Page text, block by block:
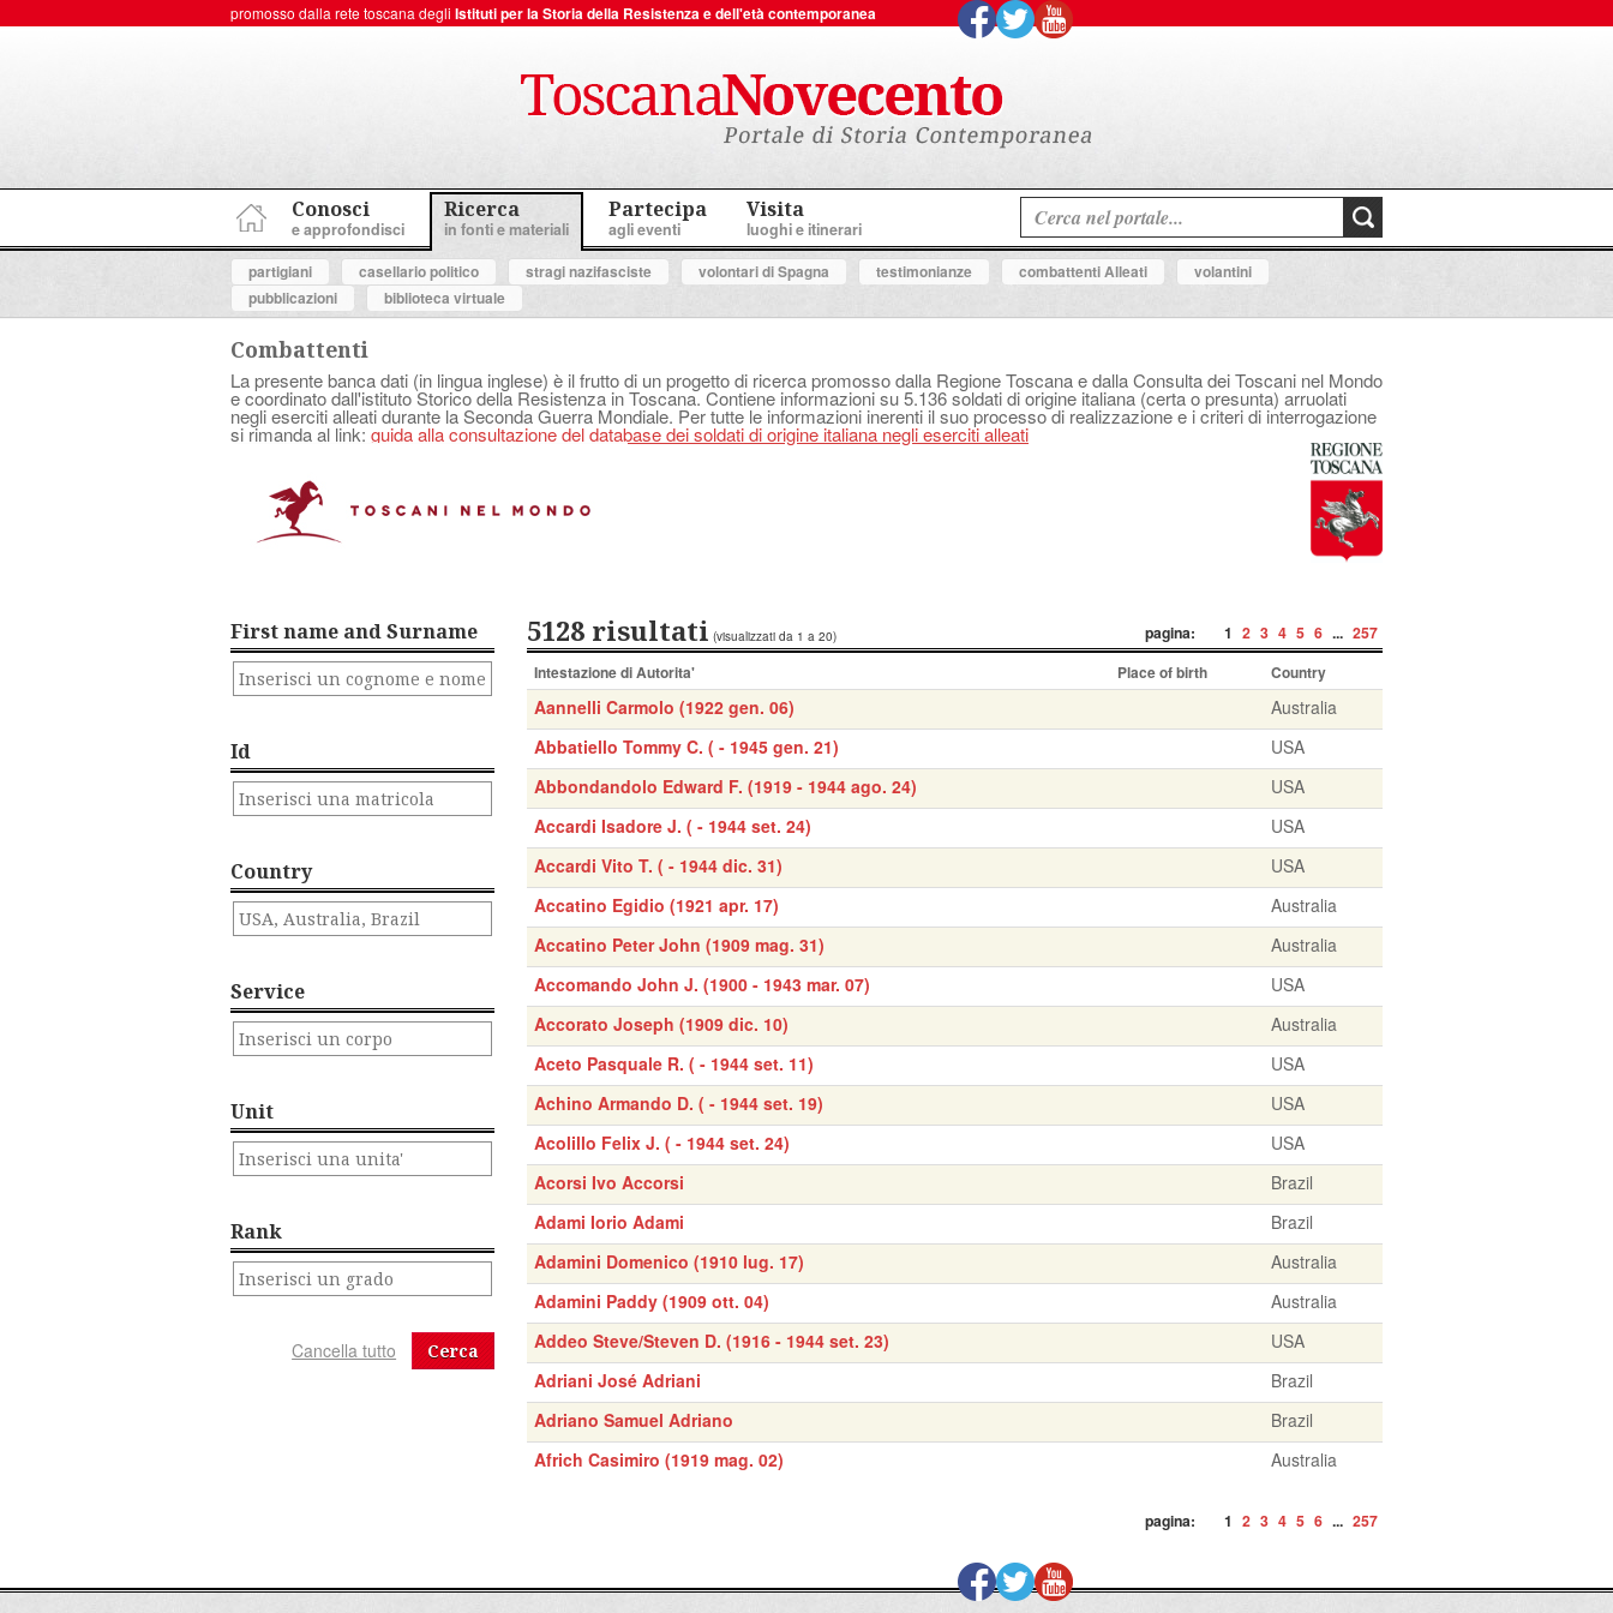
promosso dalla rete toscana degli Istituti per la Storia della Resistenza e dell'età contemporanea
Conosci
e approfondisci
Ricerca
in fonti e materiali
Partecipa
agli eventi
Visita
luoghi e itinerari
partigiani
casellario politico stragi nazifasciste volontari di Spagna testimonianze combattenti Alleati
volantini
pubblicazioni
biblioteca virtuale
Combattenti
La presente banca dati (in lingua inglese) è il frutto di un progetto di ricerca promosso dalla Regione Toscana e dalla Consulta dei Toscani nel Mondo
e coordinato dall'istituto Storico della Resistenza in Toscana. Contiene informazioni su 5.136 soldati di origine italiana (certa o presunta) arruolati
negli eserciti alleati durante la Seconda Guerra Mondiale. Per tutte le informazioni inerenti il suo processo di realizzazione e i criteri di interrogazione
si rimanda al link: guida alla consultazione del database dei soldati di origine italiana negli eserciti alleati
First name and Surname
Id
Country
Service
Unit
Rank
Cerca
pagina: 1 2 3 4 5 6 ... 257
5128 risultati (visualizzati da 1 a 20)
Intestazione di Autorita' Place of birth Country
Aannelli Carmolo (1922 gen. 06)
Australia
Abbatiello Tommy C. ( - 1945 gen. 21)
USA
Abbondandolo Edward F. (1919 - 1944 ago. 24)
USA
Accardi Isadore J. ( - 1944 set. 24)
USA
Accardi Vito T. ( - 1944 dic. 31)
USA
Accatino Egidio (1921 apr. 17)
Australia
Accatino Peter John (1909 mag. 31)
Australia
Accomando John J. (1900 - 1943 mar. 07)
USA
Accorato Joseph (1909 dic. 10)
Australia
Aceto Pasquale R. ( - 1944 set. 11)
USA
Achino Armando D. ( - 1944 set. 19)
USA
Acolillo Felix J. ( - 1944 set. 24)
USA
Acorsi Ivo Accorsi
Brazil
Adami Iorio Adami
Brazil
Adamini Domenico (1910 lug. 17)
Australia
Adamini Paddy (1909 ott. 04)
Australia
Addeo Steve/Steven D. (1916 - 1944 set. 23)
USA
Adriani José Adriani
Brazil
Adriano Samuel Adriano
Brazil
Africh Casimiro (1919 mag. 02)
Australia
pagina: 1 2 3 4 5 6 ... 257